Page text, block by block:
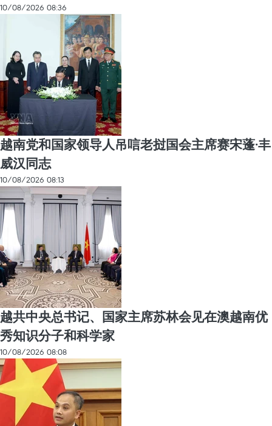
10/08/2026 08:36
越南党和国家领导人吊唁老挝国会主席赛宋蓬·丰
威汉同志
10/08/2026 08:13
越共中央总书记、国家主席苏林会见在澳越南优
秀知识分子和科学家
10/08/2026 08:08